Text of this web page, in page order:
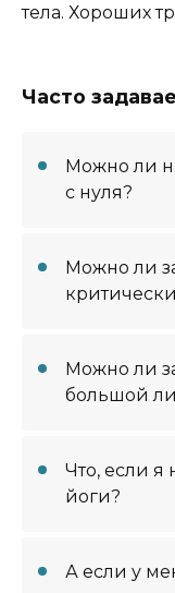
тела. Хороших
Часто
Можно ли
с нуля?
Можно ли
Можно ли
большой
Что, если я
йоги?
А если у